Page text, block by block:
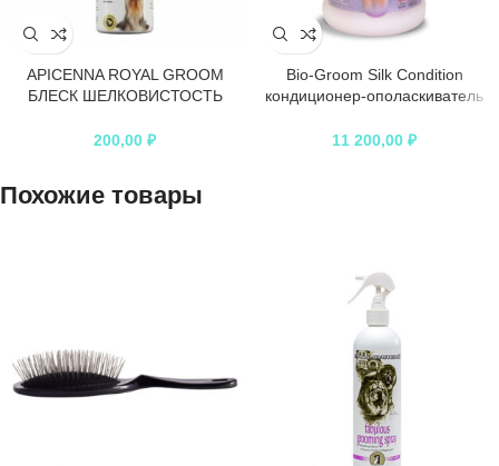
APICENNA ROYAL GROOM
БЛЕСК ШЕЛКОВИСТОСТЬ
собак и щенков породы
200,00 ₽
Bio-Groom Silk Condition
кондиционер-ополаскиватель
3,8 л
11 200,00 ₽
Похожие товары